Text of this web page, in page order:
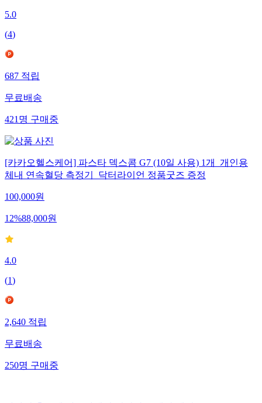
5.0
(4)
687적립
무료배송
421명구매중
[카카오헬스케어] 파스타 덱스콤 G7 (10일 사용) 1개_개인용
체내 연속혈당 측정기_닥터라이언 정품굿즈 증정
100,000원
12%88,000원
4.0
(1)
2,640적립
무료배송
250명구매중